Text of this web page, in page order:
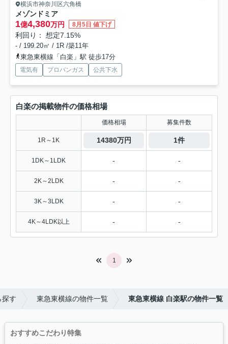
横浜市神奈川区六角橋
メゾンドミア
1億4,380万円 8月5日 値下げ
利回り： 想定7.15%
- / 199.20㎡ / 1R /築11年
東急東横線「白楽」駅 徒歩17分
電気有 プロパンガス 公共下水
白楽の掲載物件の価格相場
価格相場 募集件数
1R～1K 14380万円 1件
1DK～1LDK - -
2K～2LDK - -
3K～3LDK - -
4K～4LDK以上 - -
1
探す 東急東横線の物件一覧 東急東横線 白楽駅の物件一覧
おすすめこだわり特集